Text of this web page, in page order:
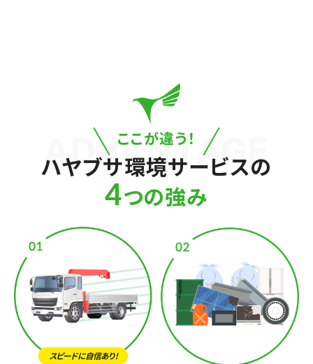
ADVANTAGE
ここが違う！
ハヤブサ環境サービスの
4つの強み
スピードに自信あり！